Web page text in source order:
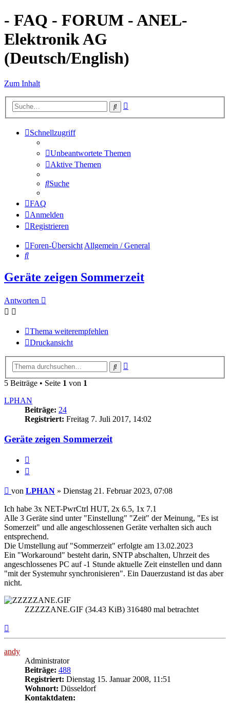
- FAQ - FORUM - ANEL-
Elektronik AG
(Deutsch/English)
Zum Inhalt
Suche
Schnellzugriff
Unbeantwortete Themen
Aktive Themen
Suche
FAQ
Anmelden
Registrieren
Foren-ÜbersichtAllgemein / General
Suche
Geräte zeigen Sommerzeit
Antworten
Thema weiterempfehlen
Druckansicht
Suche
5 Beiträge • Seite 1 von 1
LPHAN
Beiträge: 24
Registriert: Freitag 7. Juli 2017, 14:02
Geräte zeigen Sommerzeit
Beitrag
von LPHAN » Dienstag 21. Februar 2023, 07:08
Ich habe 3x NET-PwrCtrl HUT, 2x 6.5, 1x 7.1
Alle 3 Geräte sind unter "Einstellung" "Zeit" der Meinung, "Es ist
Somerzeit" und alle angeschlossenen Geräte verhalten sich auch
entsprechend.
Die Umstellung auf "Sommerzeit" erfolgte am 13.02.2023
Ein "Workaround" besteht darin, SNTP abschalten, Uhrzeit des
angeschlossenes PC auf -1 Stunde aktuelle Zeit einstellen und dann
"mit der Systemuhr synchronisieren". Ein Dauerzustand ist das aber
nicht.
ZZZZZANE.GIF (34.43 KiB) 316480 mal betrachtet
andy
Administrator
Beiträge: 488
Registriert: Dienstag 15. Januar 2008, 11:51
Wohnort: Düsseldorf
Kontaktdaten: